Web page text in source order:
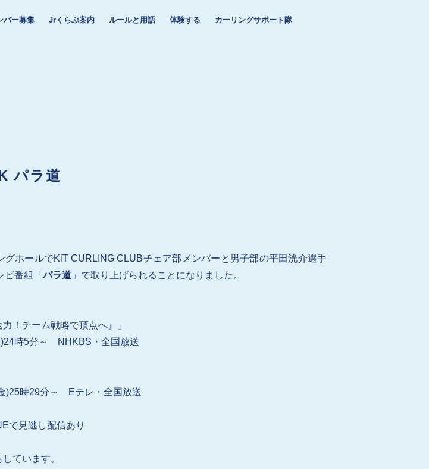
バー募集 Jrくらぶ案内 ルールと用語 体験する カーリングサポート隊
パラ道
グホールでKiT CURLING CLUBチェア部メンバーと男子部の平田洸介選手
ビ番組「パラ道 」で取り上げられることになりました。
！チーム戦略で頂点へ』」
時5分～ NHKBS・全国放送
時29分～ Eテレ・全国放送
で見逃し配信あり
ています。